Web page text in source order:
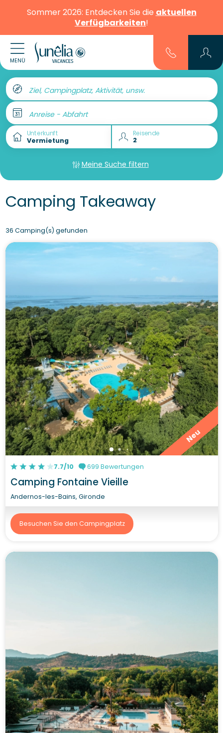
Sommer 2026: Entdecken Sie die aktuellen
Verfügbarkeiten!
MENÜ
Ziel, Campingplatz, Aktivität, unsw.
Anreise - Abfahrt
Unterkunft Reisende
Meine Suche filtern
Camping Takeaway
36 Camping(s) gefunden
Neu
7.7/10 699 Bewertungen
Camping Fontaine Vieille
Andernos-les-Bains, Gironde
Besuchen Sie den Campingplatz